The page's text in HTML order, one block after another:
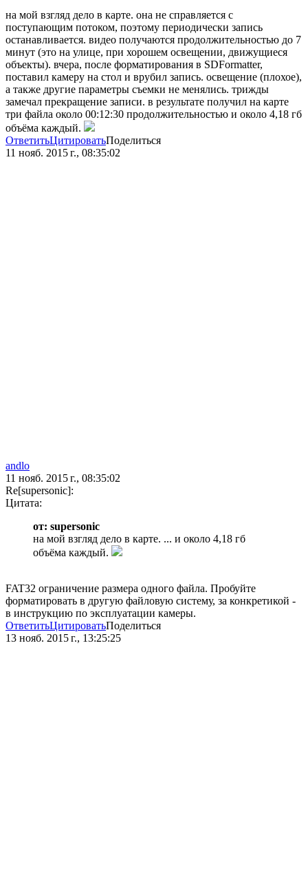
на мой взгляд дело в карте. она не справляется с
поступающим потоком, поэтому периодически запись
останавливается. видео получаются продолжительностью до 7
минут (это на улице, при хорошем освещении, движущиеся
объекты). вчера, после форматирования в SDFormatter,
поставил камеру на стол и врубил запись. освещение (плохое),
а также другие параметры съемки не менялись. трижды
замечал прекращение записи. в результате получил на карте
три файла около 00:12:30 продолжительностью и около 4,18 гб
объёма каждый.
ОтветитьЦитироватьПоделиться
11 нояб. 2015 г., 08:35:02
andlo
11 нояб. 2015 г., 08:35:02
Re[supersonic]:
Цитата:
от: supersonic
на мой взгляд дело в карте. ... и около 4,18 гб
объёма каждый.
FAT32 ограничение размера одного файла. Пробуйте
форматировать в другую файловую систему, за конкретикой -
в инструкцию по эксплуатации камеры.
ОтветитьЦитироватьПоделиться
13 нояб. 2015 г., 13:25:25